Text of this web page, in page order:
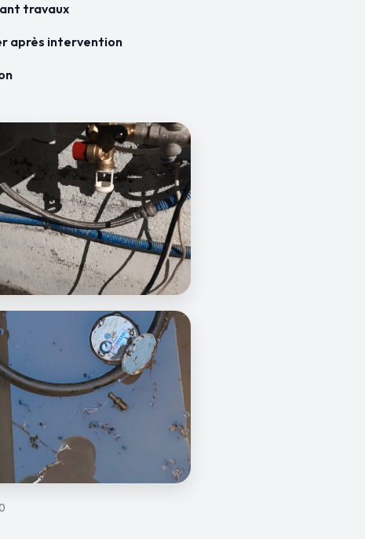
travaux
après intervention